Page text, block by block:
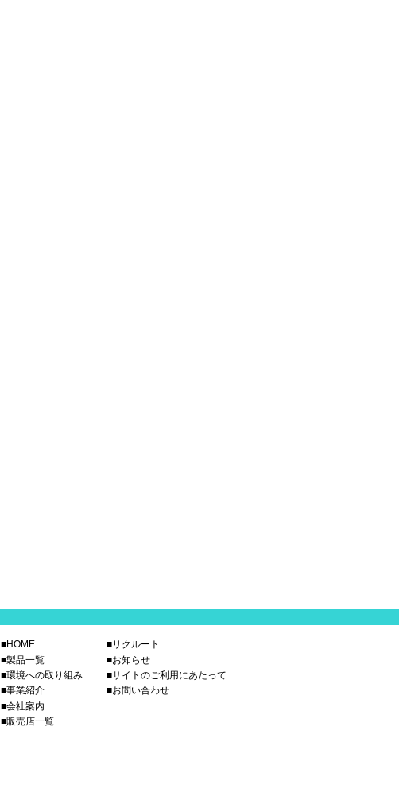
■HOME
■製品一覧
■環境への取り組み
■事業紹介
■会社案内
■販売店一覧
■リクルート
■お知らせ
■サイトのご利用にあたって
■お問い合わせ